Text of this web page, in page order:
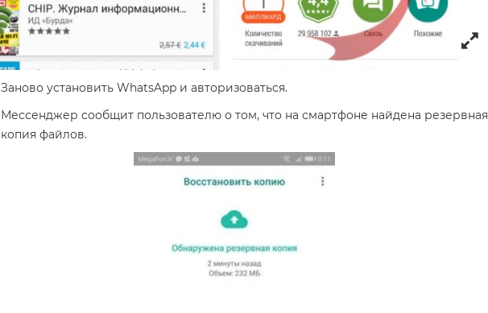
Заново установить WhatsApp и авторизоваться.
Мессенджер сообщит пользователю о том, что на смартфоне найдена резервная
копия файлов.